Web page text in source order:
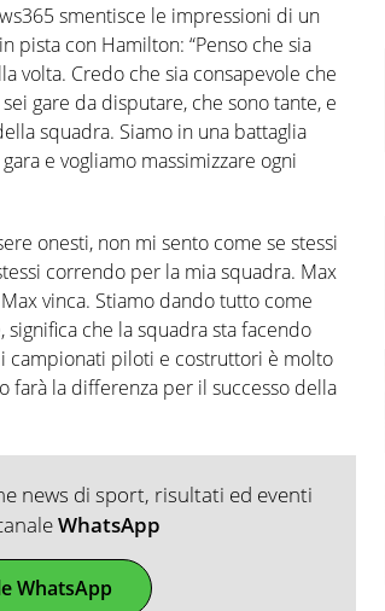
smentisce le impressioni di un
pista con Hamilton: “Penso che sia
volta. Credo che sia consapevole che
gare da disputare, che sono tante, e
squadra. Siamo in una battaglia
e vogliamo massimizzare ogni
onesti, non mi sento come se stessi
correndo per la mia squadra. Max
vinca. Stiamo dando tutto come
che la squadra sta facendo
campionati piloti e costruttori è molto
farà la differenza per il successo della
news di sport, risultati ed eventi
WhatsApp
WhatsApp